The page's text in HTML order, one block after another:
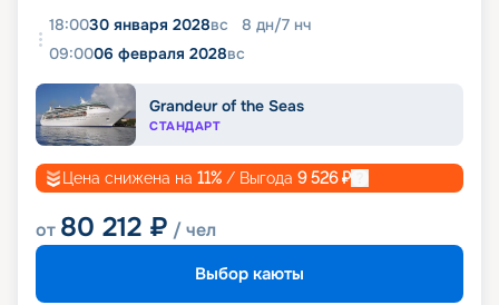
18:0030 января 2028вс 8 дн/7 нч
09:0006 февраля 2028вс
Grandeur of the Seas
СТАНДАРТ
Цена снижена на 11% / Выгода 9 526₽
от 80 212 ₽ / чел
Выбор каюты